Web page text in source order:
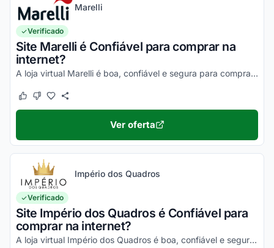
Marelli
Verificado
Site Marelli é Confiável para comprar na
internet?
A loja virtual Marelli é boa, confiável e segura para compras online. Pesquise, confira os comentários e constate!
Este cupom funcionou
Este cupom não funcionou
Ver oferta
Império dos Quadros
Verificado
Site Império dos Quadros é Confiável para
comprar na internet?
A loja virtual Império dos Quadros é boa, confiável e segura para compras online. Pesquise, confira os comentários e constate!